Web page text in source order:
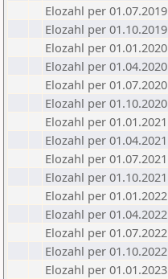
Elozahl per 01.07.2019
Elozahl per 01.10.2019
Elozahl per 01.01.2020
Elozahl per 01.04.2020
Elozahl per 01.07.2020
Elozahl per 01.10.2020
Elozahl per 01.01.2021
Elozahl per 01.04.2021
Elozahl per 01.07.2021
Elozahl per 01.10.2021
Elozahl per 01.01.2022
Elozahl per 01.04.2022
Elozahl per 01.07.2022
Elozahl per 01.10.2022
Elozahl per 01.01.2023